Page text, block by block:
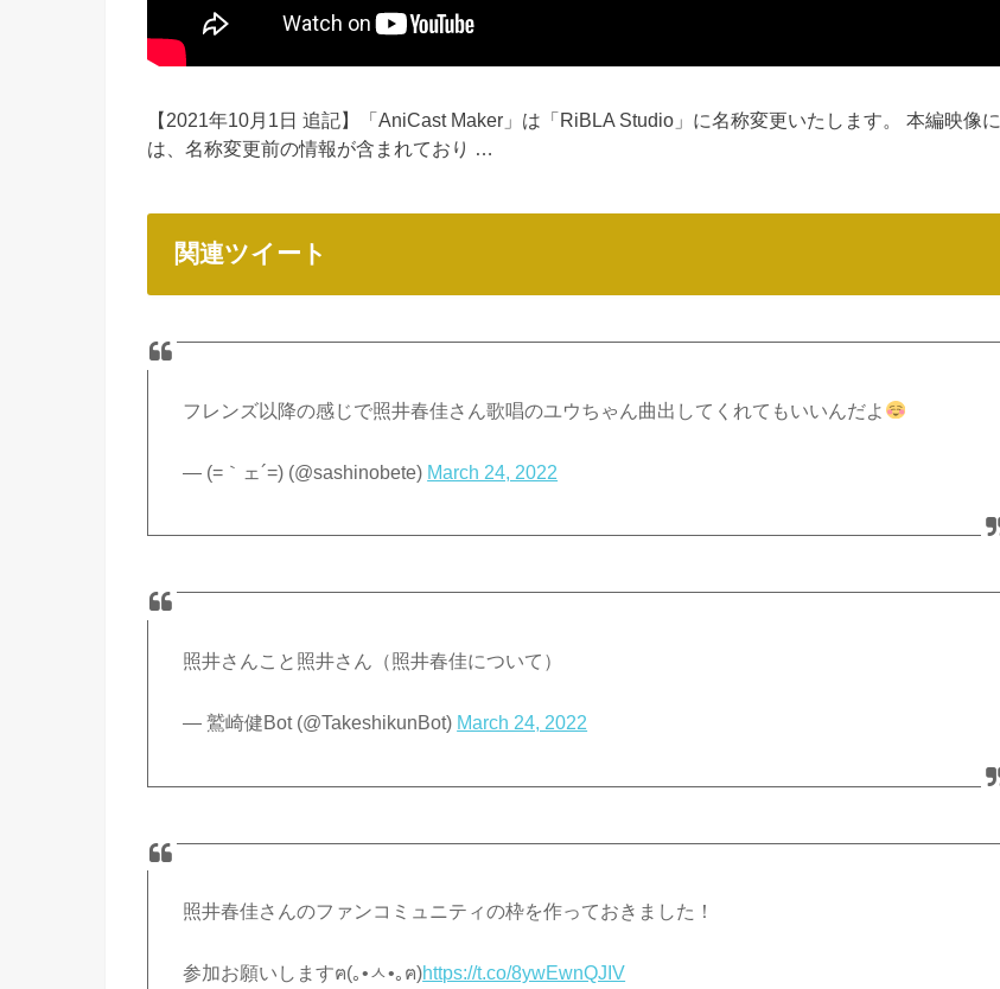
【2021年10月1日 追記】「AniCast Maker」は「RiBLA Studio」に名称変更いたします。 本編映像に
は、名称変更前の情報が含まれており …
関連ツイート
フレンズ以降の感じで照井春佳さん歌唱のユウちゃん曲出してくれてもいいんだよ
— (=｀ェ´=) (@sashinobete) March 24, 2022
照井さんこと照井さん（照井春佳について）
— 鷲崎健Bot (@TakeshikunBot) March 24, 2022
照井春佳さんのファンコミュニティの枠を作っておきました！
参加お願いしますฅ(｡•ㅅ•｡ฅ)https://t.co/8ywEwnQJIV